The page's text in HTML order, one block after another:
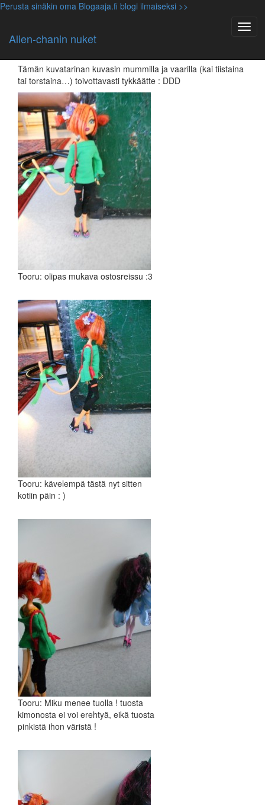
Perusta sinäkin oma Blogaaja.fi blogi ilmaiseksi >>
Alien-chanin nuket
Monster High nuket
Kuvatarina: Miyuki, Miku, Miyuki ?!
Tämän kuvatarinan kuvasin mummilla ja vaarilla (kai tiistaina
tai torstaina…) toivottavasti tykkäätte : DDD
Tooru: olipas mukava ostosreissu :3
Tooru: kävelempä tästä nyt sitten
kotiin päin : )
Tooru: Miku menee tuolla ! tuosta
kimonosta ei voi erehtyä, eikä tuosta
pinkistä ihon väristä !